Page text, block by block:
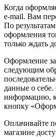
Когда
e-mail. Вам
По
оформления
только ждать
Оформление
следующим
данные о себе.
информацию,
кнопку
Оплачивайте
магазине